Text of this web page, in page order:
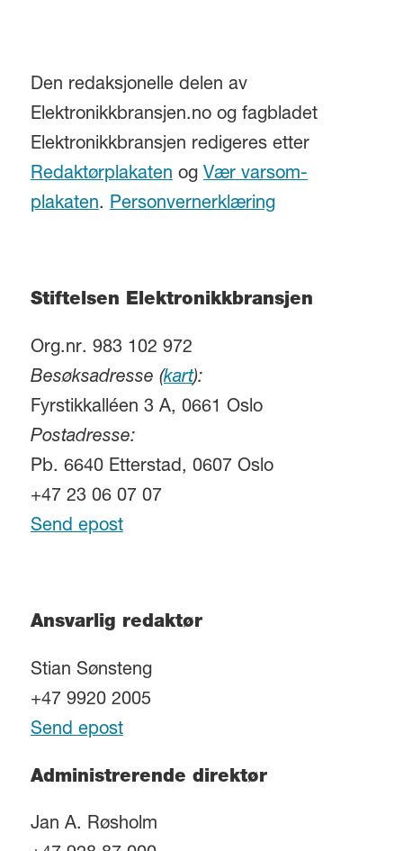
Den redaksjonelle delen av
Elektronikkbransjen.no og fagbladet
Elektronikkbransjen redigeres etter
Redaktørplakatenog Vær varsom-
plakaten. Personvernerklæring
Stiftelsen Elektronikkbransjen
Org.nr. 983 102 972
Besøksadresse (kart):
Fyrstikkalléen 3 A, 0661 Oslo
Postadresse:
Pb. 6640 Etterstad, 0607 Oslo
+47 23 06 07 07
Send epost
Ansvarlig redaktør
Stian Sønsteng
+47 9920 2005
Send epost
Administrerende direktør
Jan A. Røsholm